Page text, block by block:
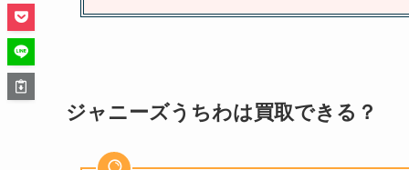
ジャニーズうちわは買取できる？